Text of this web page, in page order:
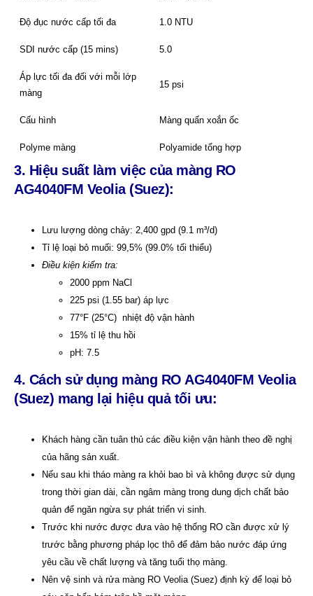
Độ đục nước cấp tối đa 1.0 NTU
SDI nước cấp (15 mins) 5.0
Áp lực tối đa đối với mỗi lớp
màng
15 psi
Cấu hình Màng quấn xoắn ốc
Polyme màng Polyamide tổng hợp
3. Hiệu suất làm việc của màng RO
AG4040FM Veolia (Suez):
Lưu lượng dòng chảy: 2,400 gpd (9.1 m³/d)
Tỉ lệ loại bỏ muối: 99,5% (99.0% tối thiểu)
Điều kiện kiểm tra:
2000 ppm NaCl
225 psi (1.55 bar) áp lực
77°F (25°C) nhiệt độ vận hành
15% tỉ lệ thu hồi
pH: 7.5
4. Cách sử dụng màng RO AG4040FM Veolia
(Suez) mang lại hiệu quả tối ưu:
Khách hàng cần tuân thủ các điều kiện vận hành theo đề nghị
của hãng sản xuất.
Nếu sau khi tháo màng ra khỏi bao bì và không được sử dụng
trong thời gian dài, cần ngâm màng trong dung dịch chất bảo
quản để ngăn ngừa sự phát triển vi sinh.
Trước khi nước được đưa vào hệ thống RO cần được xử lý
trước bằng phương pháp lọc thô để đảm bảo nước đáp ứng
yêu cầu về chất lượng và tăng tuổi thọ màng.
Nên vệ sinh và rửa màng RO Veolia (Suez) định kỳ để loại bỏ